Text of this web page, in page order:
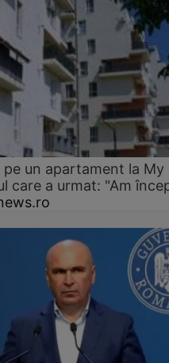
un apartament la My
care a urmat: "Am